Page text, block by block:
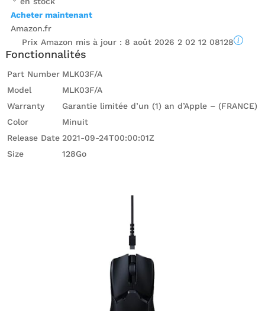
Acheter maintenant
Amazon.fr
Prix ​​Amazon mis à jour : 8 août 2026 2 02 12 08128
Fonctionnalités
Part Number MLK03F/A
Model
MLK03F/A
Warranty
Garantie limitée d’un (1) an d’Apple – (FRANCE)
Color
Minuit
Release Date 2021-09-24T00:00:01Z
Size
128Go